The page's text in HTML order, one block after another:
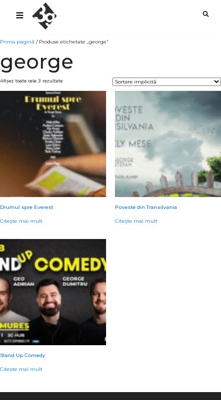
sold-out-button {{acf:sold_out}}
Prima pagină / Produse etichetate „george”
george
Afișez toate cele 3 rezultate
Drumul spre Everest
Citește mai mult
Poveste din Transilvania
Citește mai mult
Stand Up Comedy
Citește mai mult